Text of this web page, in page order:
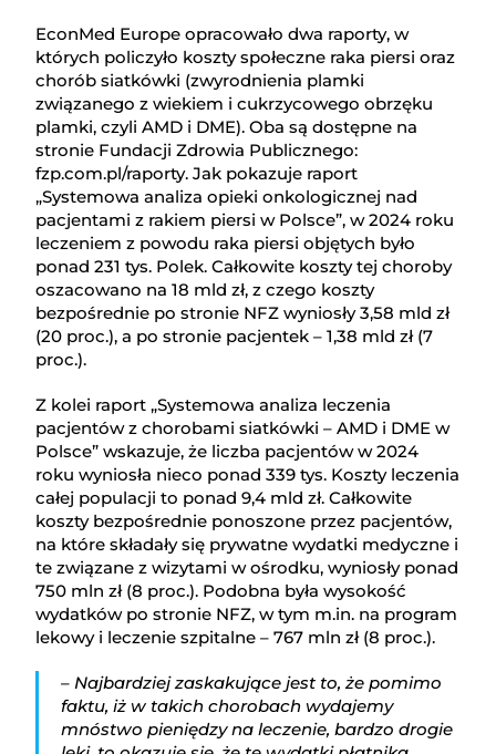
EconMed Europe opracowało dwa raporty, w
których policzyło koszty społeczne raka piersi oraz
chorób siatkówki (zwyrodnienia plamki
związanego z wiekiem i cukrzycowego obrzęku
plamki, czyli AMD i DME). Oba są dostępne na
stronie Fundacji Zdrowia Publicznego:
fzp.com.pl/raporty. Jak pokazuje raport
„Systemowa analiza opieki onkologicznej nad
pacjentami z rakiem piersi w Polsce”, w 2024 roku
leczeniem z powodu raka piersi objętych było
ponad 231 tys. Polek. Całkowite koszty tej choroby
oszacowano na 18 mld zł, z czego koszty
bezpośrednie po stronie NFZ wyniosły 3,58 mld zł
(20 proc.), a po stronie pacjentek – 1,38 mld zł (7
proc.).
Z kolei raport „Systemowa analiza leczenia
pacjentów z chorobami siatkówki – AMD i DME w
Polsce” wskazuje, że liczba pacjentów w 2024
roku wyniosła nieco ponad 339 tys. Koszty leczenia
całej populacji to ponad 9,4 mld zł. Całkowite
koszty bezpośrednie ponoszone przez pacjentów,
na które składały się prywatne wydatki medyczne i
te związane z wizytami w ośrodku, wyniosły ponad
750 mln zł (8 proc.). Podobna była wysokość
wydatków po stronie NFZ, w tym m.in. na program
lekowy i leczenie szpitalne – 767 mln zł (8 proc.).
– Najbardziej zaskakujące jest to, że pomimo
faktu, iż w takich chorobach wydajemy
mnóstwo pieniędzy na leczenie, bardzo drogie